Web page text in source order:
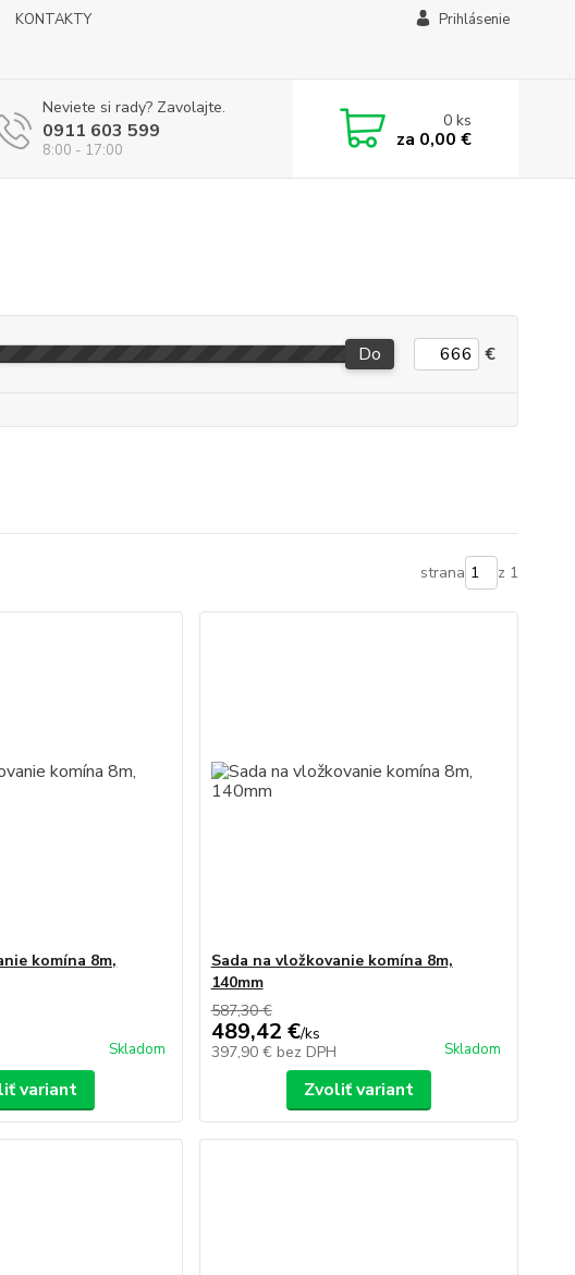
KONTAKTY
Prihlásenie
Neviete si rady? Zavolajte.
0911 603 599
8:00 - 17:00
0ks
za 0,00 €
Do €
strana z 1
komína 8m,
Skladom
variant
Sada na vložkovanie komína 8m,
140mm
587,30 €
489,42 €/ks
397,90 € bez DPH Skladom
Zvoliť variant